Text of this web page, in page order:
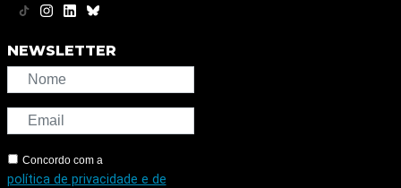
NEWSLETTER
Concordo com a
política de privacidade e de